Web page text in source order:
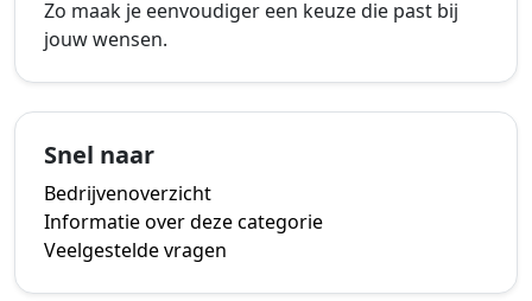
Zo maak je eenvoudiger een keuze die past bij
jouw wensen.
Snel naar
Bedrijvenoverzicht
Informatie over deze categorie
Veelgestelde vragen